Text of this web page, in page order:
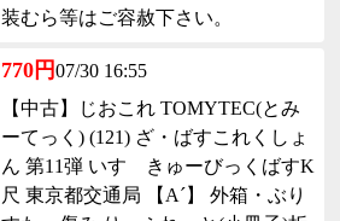
装むら等はご容赦下さい。
770円07/30 16:55
【中古】じおこれ TOMYTEC(とみ
ーてっく) (121) ざ・ばすこれくしょ
ん 第11弾 いすゞきゅーびっくばすK
尺 東京都交通局 【A´】 外箱・ぶり